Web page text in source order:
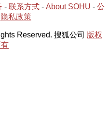
- 联系方式 - About SOHU - 公
隐私政策
Reserved. 搜狐公司 版权
有